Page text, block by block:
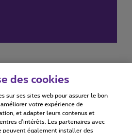
Accessibility statement
des cookies
sur ses sites web pour assurer le bon
votre expérience de
et adapter leurs contenus et
d’intérêts. Les partenaires avec
peuvent également installer des